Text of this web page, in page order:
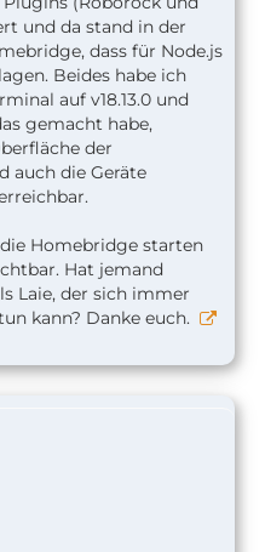
und da stand in der
dass für Node.js
Beides habe ich
auf v18.13.0 und
gemacht habe,
der
auch die Geräte
Homebridge starten
Hat jemand
Laie, der sich immer
kann? Danke euch.